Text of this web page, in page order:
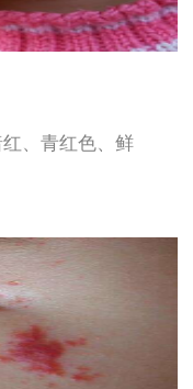
、青红色、鲜